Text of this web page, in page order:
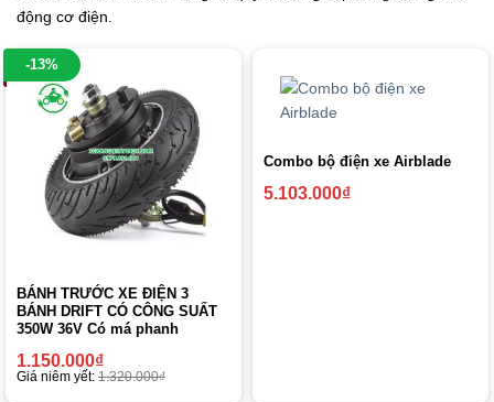
động cơ điện.
-13%
BÁNH TRƯỚC XE ĐIỆN 3
BÁNH DRIFT CÓ CÔNG SUẤT
350W 36V Có má phanh
1.150.000₫
Giá niêm yết: 1.320.000₫
Combo bộ điện xe Airblade
5.103.000₫